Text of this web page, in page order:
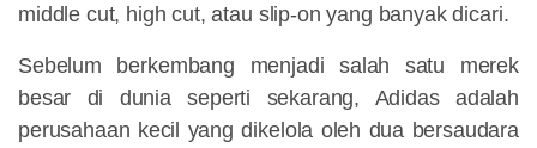
middle cut, high cut, atau slip-on yang banyak dicari.
Sebelum berkembang menjadi salah satu merek
besar di dunia seperti sekarang, Adidas adalah
perusahaan kecil yang dikelola oleh dua bersaudara